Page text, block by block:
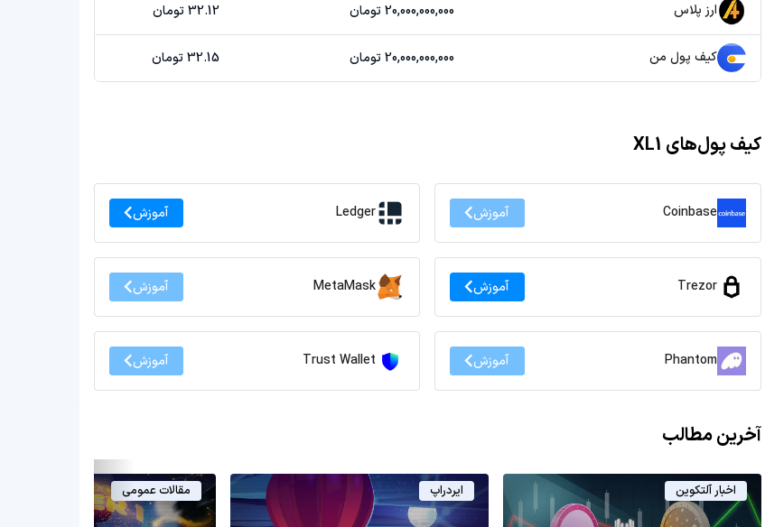
ارز پلاس 20,000,000,000 تومان 32.12 تومان
کیف پول من 20,000,000,000 تومان 32.15 تومان
کیف پول‌های XL1
Coinbase آموزش Ledger آموزش
Trezor آموزش MetaMask آموزش
Phantom آموزش Trust Wallet آموزش
آخرین مطالب
اخبار آلتکوین ایردراپ مقالات عمومی